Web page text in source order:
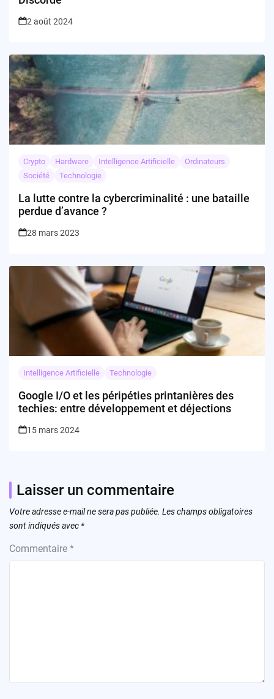
2 août 2024
Crypto Hardware Intelligence Artificielle
Ordinateurs
Société
Technologie
La lutte contre la cybercriminalité : une bataille
perdue d’avance ?
28 mars 2023
Intelligence Artificielle Technologie
Google I/O et les péripéties printanières des
techies: entre développement et déjections
15 mars 2024
Laisser un commentaire
Votre adresse e-mail ne sera pas publiée. Les champs obligatoires
sont indiqués avec *
Commentaire *